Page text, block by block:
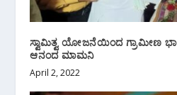
ಸ್ವಾಮಿತ್ವ ಯೋಜನೆಯಿಂದ ಗ್ರಾಮೀಣ
ಆನಂದ ಮಾಮನಿ
April 2, 2022